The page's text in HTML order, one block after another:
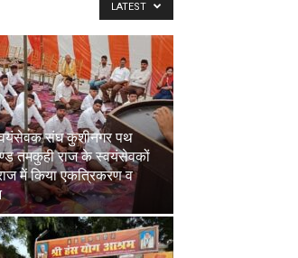
LATEST
संघ कुशीनगर पथ
तमकुही राज के स्वयंसेवकों
में किया एकत्रिकरण व